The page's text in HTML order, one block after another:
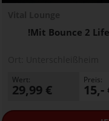
!Mit Bounce 2
Wert:
29,99 €
Preis:
15,-